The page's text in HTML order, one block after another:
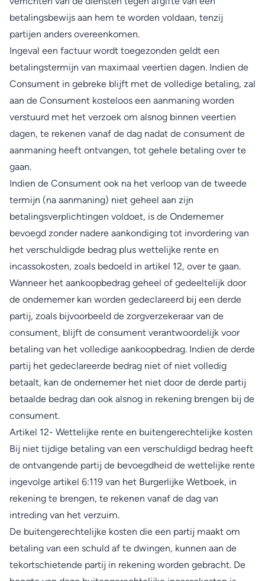
betalingsbewijs aan hem te worden voldaan, tenzij
partijen anders overeenkomen.
Ingeval een factuur wordt toegezonden geldt een
betalingstermijn van maximaal veertien dagen. Indien de
Consument in gebreke blijft met de volledige betaling, zal
aan de Consument kosteloos een aanmaning worden
verstuurd met het verzoek om alsnog binnen veertien
dagen, te rekenen vanaf de dag nadat de consument de
aanmaning heeft ontvangen, tot gehele betaling over te
gaan.
Indien de Consument ook na het verloop van de tweede
termijn (na aanmaning) niet geheel aan zijn
betalingsverplichtingen voldoet, is de Ondernemer
bevoegd zonder nadere aankondiging tot invordering van
het verschuldigde bedrag plus wettelijke rente en
incassokosten, zoals bedoeld in artikel 12, over te gaan.
Wanneer het aankoopbedrag geheel of gedeeltelijk door
de ondernemer kan worden gedeclareerd bij een derde
partij, zoals bijvoorbeeld de zorgverzekeraar van de
consument, blijft de consument verantwoordelijk voor
betaling van het volledige aankoopbedrag. Indien de derde
partij het gedeclareerde bedrag niet of niet volledig
betaalt, kan de ondernemer het niet door de derde partij
betaalde bedrag dan ook alsnog in rekening brengen bij de
consument.
Artikel 12- Wettelijke rente en buitengerechtelijke kosten
Bij niet tijdige betaling van een verschuldigd bedrag heeft
de ontvangende partij de bevoegdheid de wettelijke rente
ingevolge artikel 6:119 van het Burgerlijke Wetboek, in
rekening te brengen, te rekenen vanaf de dag van
intreding van het verzuim.
De buitengerechtelijke kosten die een partij maakt om
betaling van een schuld af te dwingen, kunnen aan de
tekortschietende partij in rekening worden gebracht. De